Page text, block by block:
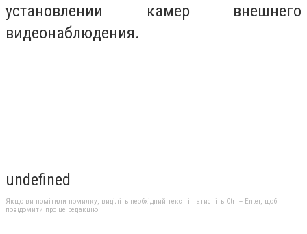
установлении камер внешнего
видеонаблюдения.
undefined
Якщо ви помітили помилку, виділіть необхідний текст і натисніть Ctrl + Enter, щоб
повідомити про це редакцію